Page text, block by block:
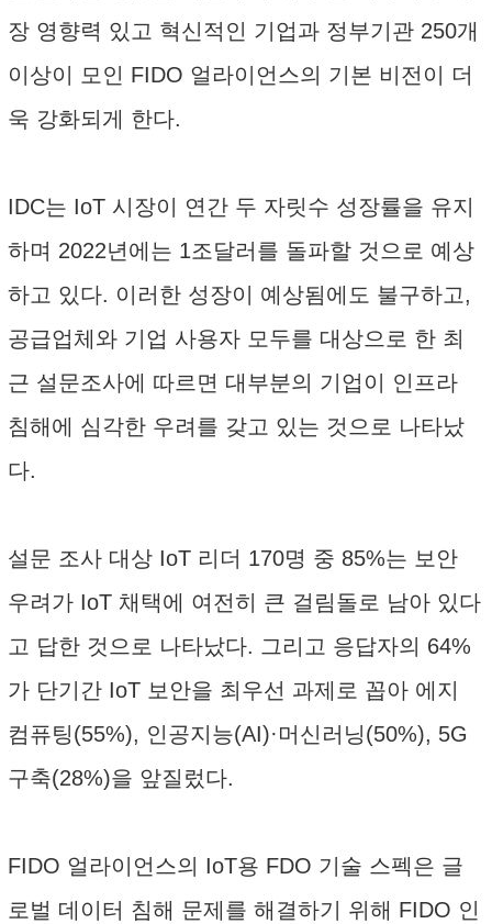
장 영향력 있고 혁신적인 기업과 정부기관 250개
이상이 모인 FIDO 얼라이언스의 기본 비전이 더
욱 강화되게 한다.
IDC는 IoT 시장이 연간 두 자릿수 성장률을 유지
하며 2022년에는 1조달러를 돌파할 것으로 예상
하고 있다. 이러한 성장이 예상됨에도 불구하고,
공급업체와 기업 사용자 모두를 대상으로 한 최
근 설문조사에 따르면 대부분의 기업이 인프라
침해에 심각한 우려를 갖고 있는 것으로 나타났
다.
설문 조사 대상 IoT 리더 170명 중 85%는 보안
우려가 IoT 채택에 여전히 큰 걸림돌로 남아 있다
고 답한 것으로 나타났다. 그리고 응답자의 64%
가 단기간 IoT 보안을 최우선 과제로 꼽아 에지
컴퓨팅(55%), 인공지능(AI)·머신러닝(50%), 5G
구축(28%)을 앞질렀다.
FIDO 얼라이언스의 IoT용 FDO 기술 스펙은 글
로벌 데이터 침해 문제를 해결하기 위해 FIDO 인